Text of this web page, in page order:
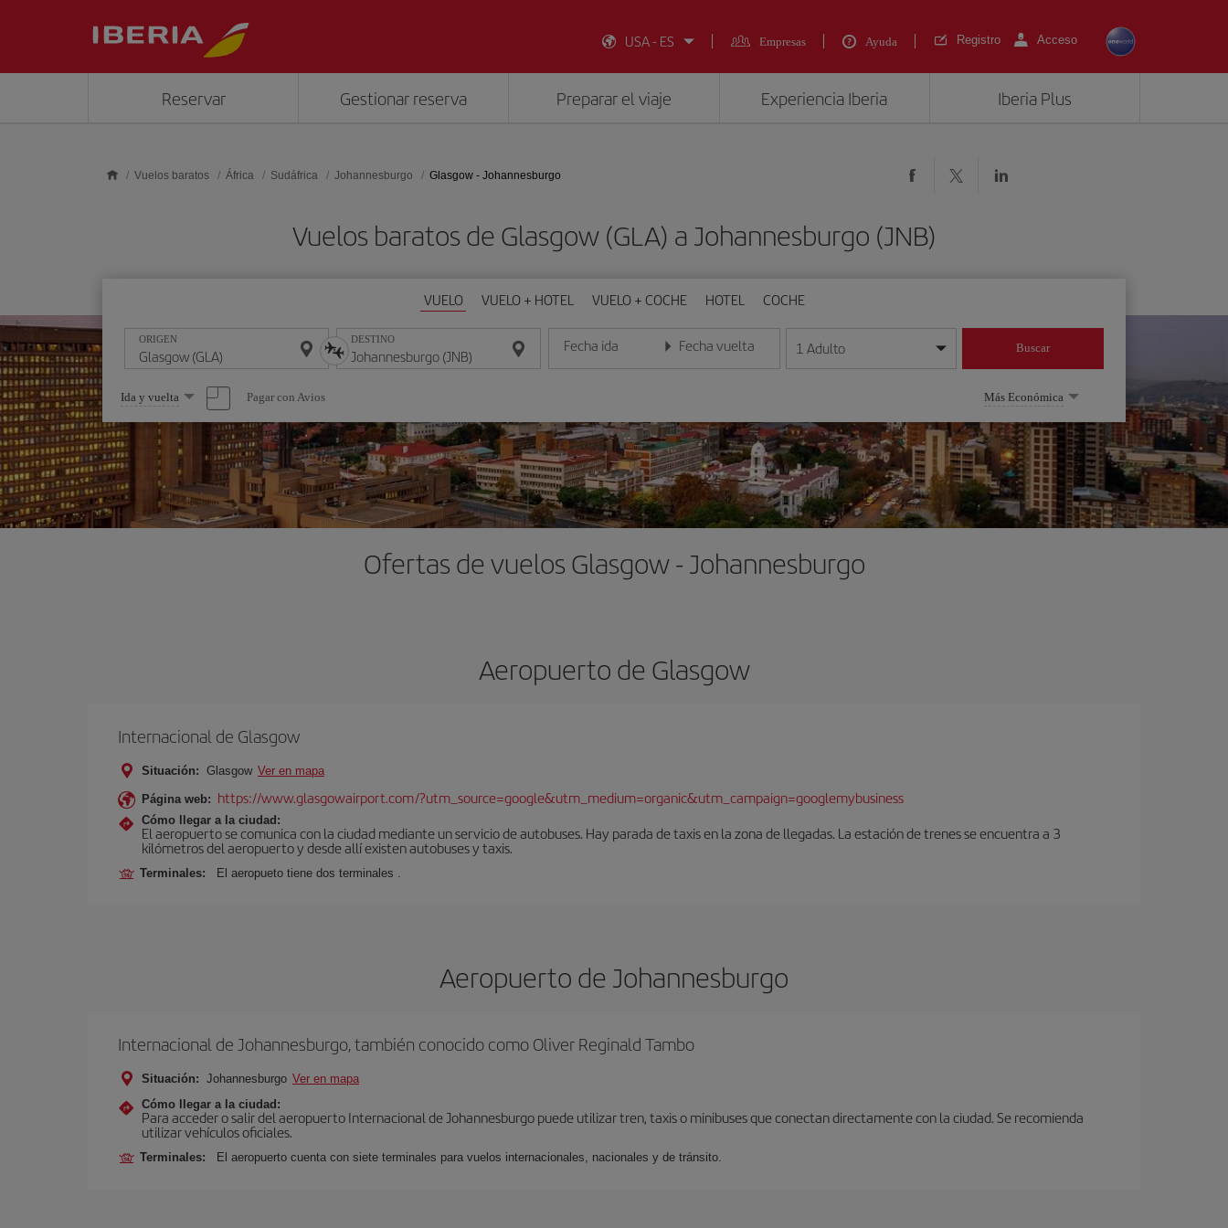
USA - ES
Empresas Ayuda Registro Acceso
Reservar Gestionar reserva Preparar el viaje Experiencia Iberia Iberia Plus
Vuelos baratos África Sudáfrica Johannesburgo Glasgow - Johannesburgo
Vuelos baratos de Glasgow (GLA) a Johannesburgo (JNB)
VUELO VUELO + HOTEL VUELO + COCHE HOTEL COCHE
ORIGEN DESTINO Fecha ida
Introduce la fecha en formato día/mes/año
Fecha vuelta
Introduce la fecha en formato día/mes/año
1 Adulto Buscar
Seleccione
una
opción
Ida y vuelta Pagar con Avios Más Económica
Ofertas de vuelos Glasgow - Johannesburgo
Aeropuerto de Glasgow
Internacional de Glasgow
Situación: Glasgow Ver en mapa
Página web: https://www.glasgowairport.com/?utm_source=google&utm_medium=organic&utm_campaign=googlemybusiness
Cómo llegar a la ciudad:
El aeropuerto se comunica con la ciudad mediante un servicio de autobuses. Hay parada de taxis en la zona de llegadas. La estación de trenes se encuentra a 3
kilómetros del aeropuerto y desde allí existen autobuses y taxis.
Terminales: El aeropueto tiene dos terminales .
Aeropuerto de Johannesburgo
Internacional de Johannesburgo, también conocido como Oliver Reginald Tambo
Situación: Johannesburgo Ver en mapa
Cómo llegar a la ciudad:
Para acceder o salir del aeropuerto Internacional de Johannesburgo puede utilizar tren, taxis o minibuses que conectan directamente con la ciudad. Se recomienda
utilizar vehículos oficiales.
Terminales: El aeropuerto cuenta con siete terminales para vuelos internacionales, nacionales y de tránsito.